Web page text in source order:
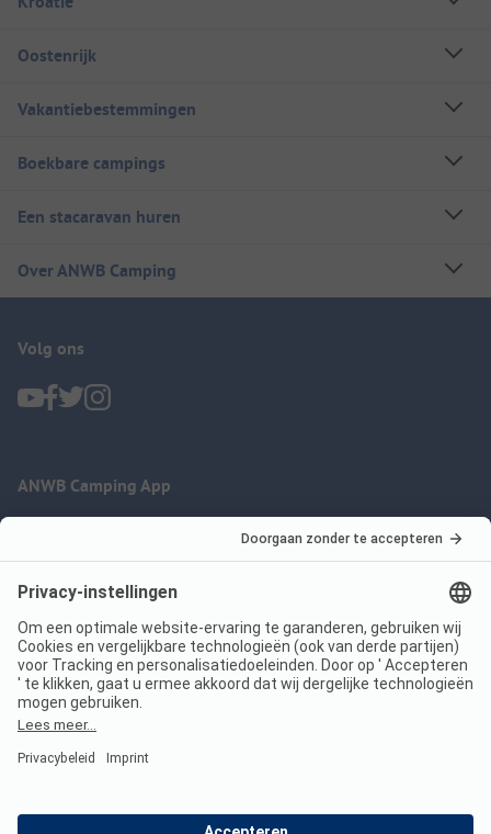
Oostenrijk
Vakantiebestemmingen
Boekbare campings
Een stacaravan huren
Over ANWB Camping
Volg ons
ANWB Camping App
Imprint
Jouw privacy
Voorwaarden
Wet digitale diensten